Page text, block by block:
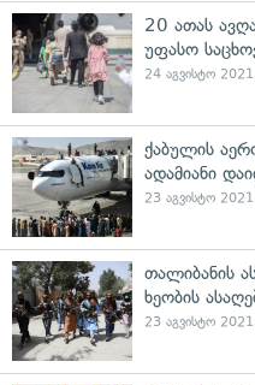
20 ათას
უფასო
24 აგვისტო
ქაბულის
ადამიანი
23 აგვისტო
თალიბანის
ხეობის
23 აგვისტო